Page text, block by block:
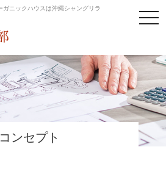
ニックハウスは沖縄シャングリラ
コンセプト